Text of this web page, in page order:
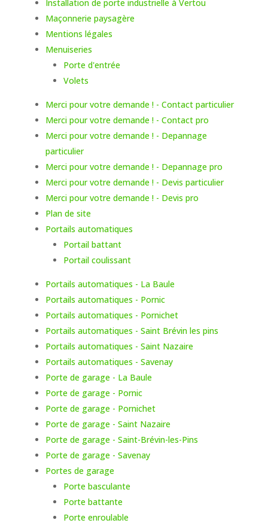
Installation de porte industrielle à Vertou
Maçonnerie paysagère
Mentions légales
Menuiseries
Porte d'entrée
Volets
Merci pour votre demande ! - Contact particulier
Merci pour votre demande ! - Contact pro
Merci pour votre demande ! - Depannage
particulier
Merci pour votre demande ! - Depannage pro
Merci pour votre demande ! - Devis particulier
Merci pour votre demande ! - Devis pro
Plan de site
Portails automatiques
Portail battant
Portail coulissant
Portails automatiques - La Baule
Portails automatiques - Pornic
Portails automatiques - Pornichet
Portails automatiques - Saint Brévin les pins
Portails automatiques - Saint Nazaire
Portails automatiques - Savenay
Porte de garage - La Baule
Porte de garage - Pornic
Porte de garage - Pornichet
Porte de garage - Saint Nazaire
Porte de garage - Saint-Brévin-les-Pins
Porte de garage - Savenay
Portes de garage
Porte basculante
Porte battante
Porte enroulable